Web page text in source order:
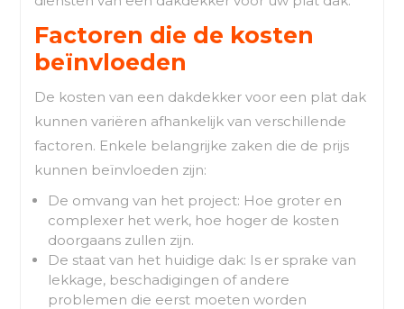
Factoren die de kosten
beïnvloeden
De kosten van een dakdekker voor een plat dak
kunnen variëren afhankelijk van verschillende
factoren. Enkele belangrijke zaken die de prijs
kunnen beïnvloeden zijn:
De omvang van het project: Hoe groter en
complexer het werk, hoe hoger de kosten
doorgaans zullen zijn.
De staat van het huidige dak: Is er sprake van
lekkage, beschadigingen of andere
problemen die eerst moeten worden